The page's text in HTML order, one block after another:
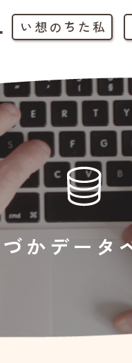
私たちの想い
かデータ